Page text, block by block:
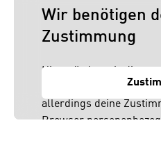
Wir benötigen
Zustimmung
Hier würden wir dir
Inhalt anzeigen. Dafür
allerdings deine
Browser